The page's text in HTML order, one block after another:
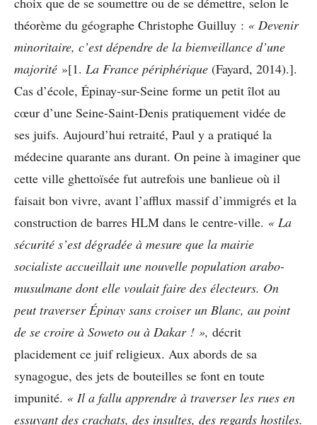
théorème du géographe Christophe Guilluy : « Devenir
minoritaire, c’est dépendre de la bienveillance d’une
majorité »[1. La France périphérique (Fayard, 2014).].
Cas d’école, Épinay-sur-Seine forme un petit îlot au
cœur d’une Seine-Saint-Denis pratiquement vidée de
ses juifs. Aujourd’hui retraité, Paul y a pratiqué la
médecine quarante ans durant. On peine à imaginer que
cette ville ghettoïsée fut autrefois une banlieue où il
faisait bon vivre, avant l’afflux massif d’immigrés et la
construction de barres HLM dans le centre-ville. « La
sécurité s’est dégradée à mesure que la mairie
socialiste accueillait une nouvelle population arabo-
musulmane dont elle voulait faire des électeurs. On
peut traverser Épinay sans croiser un Blanc, au point
de se croire à Soweto ou à Dakar ! », décrit
placidement ce juif religieux. Aux abords de sa
synagogue, des jets de bouteilles se font en toute
impunité. « Il a fallu apprendre à traverser les rues en
essuyant des crachats, des insultes, des regards hostiles.